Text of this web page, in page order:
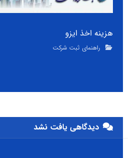
هزینه اخذ ایزو
راهنمای ثبت شرکت
دیدگاهی یافت نشد